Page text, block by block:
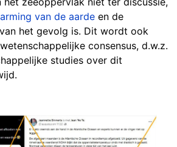
van de aarde en de
het gevolg is. Dit wordt ook
consensus, d.w.z.
studies over dit